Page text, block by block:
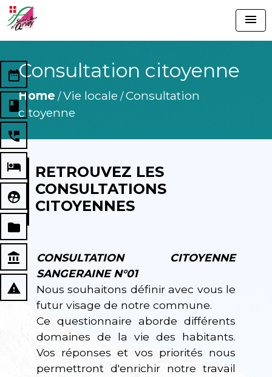
menu
Consultation citoyenne
Home /Vie locale /Consultation
citoyenne
date_range
book
perm_phone_msg
local_hotel
supervised_user_circle
folder
account_balance
report_problem
RETROUVEZ LES
CONSULTATIONS
CITOYENNES
CONSULTATION CITOYENNE
SANGERAINE N°01
Nous souhaitons définir avec vous le
futur visage de notre commune.
Ce questionnaire aborde différents
domaines de la vie des habitants.
Vos réponses et vos priorités nous
permettront d'enrichir notre travail